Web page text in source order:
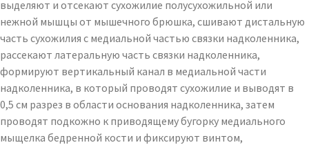
выделяют и отсекают сухожилие полусухожильной или
нежной мышцы от мышечного брюшка, сшивают дистальную
часть сухожилия с медиальной частью связки надколенника,
рассекают латеральную часть связки надколенника,
формируют вертикальный канал в медиальной части
надколенника, в который проводят сухожилие и выводят в
0,5 см разрез в области основания надколенника, затем
проводят подкожно к приводящему бугорку медиального
мыщелка бедренной кости и фиксируют винтом,